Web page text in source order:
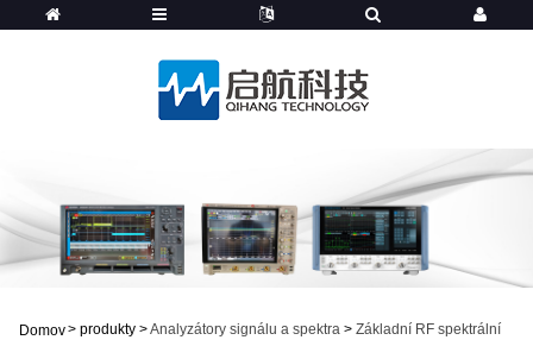
Domov> produkty >Analyzátory signálu a spektra > Základní RF spektrální